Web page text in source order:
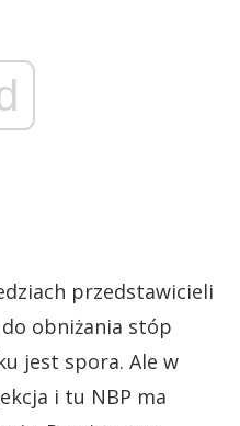
przedstawicieli
obniżania stóp
jest spora. Ale w
i tu NBP ma